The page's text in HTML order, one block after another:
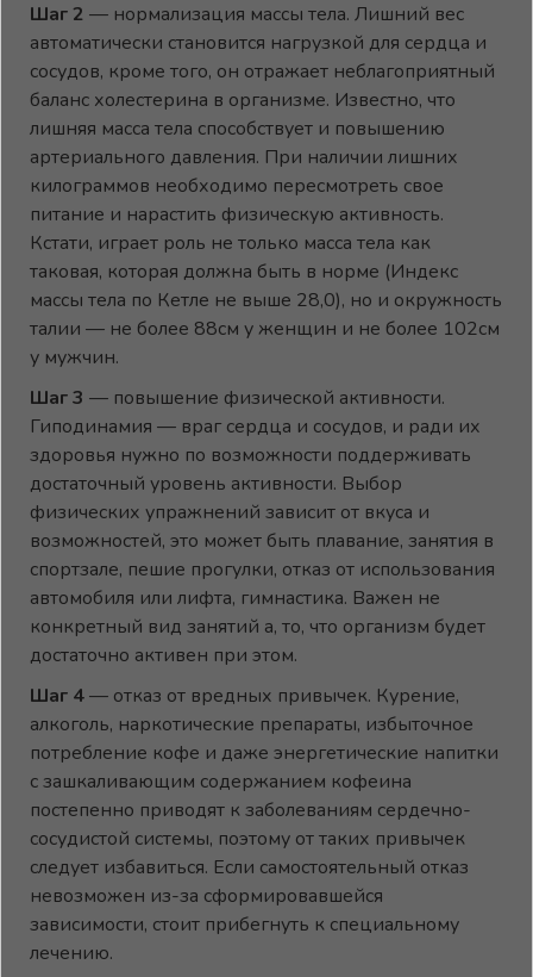
Шаг 2 — нормализация массы тела. Лишний вес
автоматически становится нагрузкой для сердца и
сосудов, кроме того, он отражает неблагоприятный
баланс холестерина в организме. Известно, что
лишняя масса тела способствует и повышению
артериального давления. При наличии лишних
килограммов необходимо пересмотреть свое
питание и нарастить физическую активность.
Кстати, играет роль не только масса тела как
таковая, которая должна быть в норме (Индекс
массы тела по Кетле не выше 28,0), но и окружность
талии — не более 88см у женщин и не более 102см
у мужчин.
Шаг 3 — повышение физической активности.
Гиподинамия — враг сердца и сосудов, и ради их
здоровья нужно по возможности поддерживать
достаточный уровень активности. Выбор
физических упражнений зависит от вкуса и
возможностей, это может быть плавание, занятия в
спортзале, пешие прогулки, отказ от использования
автомобиля или лифта, гимнастика. Важен не
конкретный вид занятий а, то, что организм будет
достаточно активен при этом.
Шаг 4— отказ от вредных привычек. Курение,
алкоголь, наркотические препараты, избыточное
потребление кофе и даже энергетические напитки
с зашкаливающим содержанием кофеина
постепенно приводят к заболеваниям сердечно-
сосудистой системы, поэтому от таких привычек
следует избавиться. Если самостоятельный отказ
невозможен из-за сформировавшейся
зависимости, стоит прибегнуть к специальному
лечению.